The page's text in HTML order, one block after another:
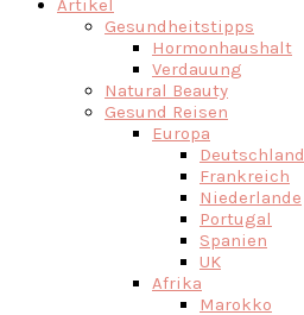
Artikel
Gesundheitstipps
Hormonhaushalt
Verdauung
Natural Beauty
Gesund Reisen
Europa
Deutschland
Frankreich
Niederlande
Portugal
Spanien
UK
Afrika
Marokko